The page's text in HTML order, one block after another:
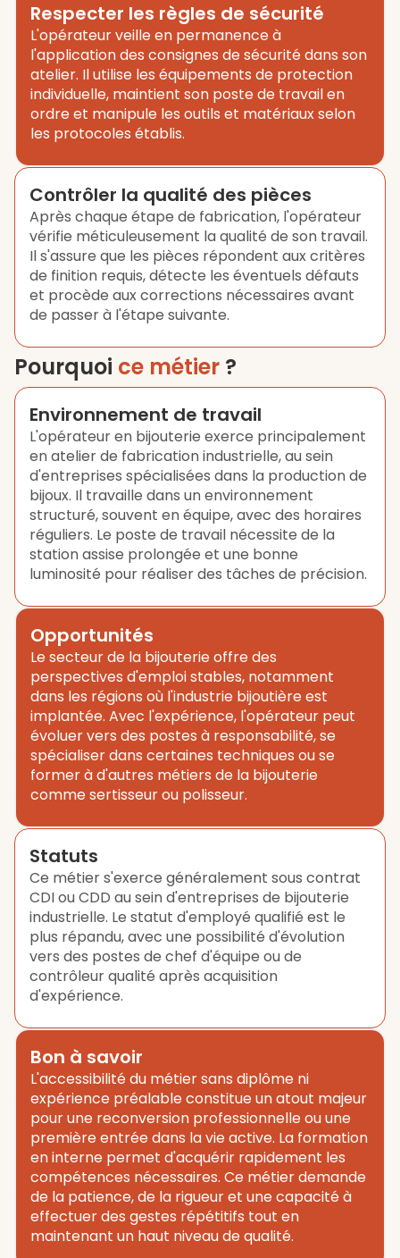
Respecter les règles de sécurité
L'opérateur veille en permanence à
l'application des consignes de sécurité dans son
atelier. Il utilise les équipements de protection
individuelle, maintient son poste de travail en
ordre et manipule les outils et matériaux selon
les protocoles établis.
Contrôler la qualité des pièces
Après chaque étape de fabrication, l'opérateur
vérifie méticuleusement la qualité de son travail.
Il s'assure que les pièces répondent aux critères
de finition requis, détecte les éventuels défauts
et procède aux corrections nécessaires avant
de passer à l'étape suivante.
Pourquoi ce métier ?
Environnement de travail
L'opérateur en bijouterie exerce principalement
en atelier de fabrication industrielle, au sein
d'entreprises spécialisées dans la production de
bijoux. Il travaille dans un environnement
structuré, souvent en équipe, avec des horaires
réguliers. Le poste de travail nécessite de la
station assise prolongée et une bonne
luminosité pour réaliser des tâches de précision.
Opportunités
Le secteur de la bijouterie offre des
perspectives d'emploi stables, notamment
dans les régions où l'industrie bijoutière est
implantée. Avec l'expérience, l'opérateur peut
évoluer vers des postes à responsabilité, se
spécialiser dans certaines techniques ou se
former à d'autres métiers de la bijouterie
comme sertisseur ou polisseur.
Statuts
Ce métier s'exerce généralement sous contrat
CDI ou CDD au sein d'entreprises de bijouterie
industrielle. Le statut d'employé qualifié est le
plus répandu, avec une possibilité d'évolution
vers des postes de chef d'équipe ou de
contrôleur qualité après acquisition
d'expérience.
Bon à savoir
L'accessibilité du métier sans diplôme ni
expérience préalable constitue un atout majeur
pour une reconversion professionnelle ou une
première entrée dans la vie active. La formation
en interne permet d'acquérir rapidement les
compétences nécessaires. Ce métier demande
de la patience, de la rigueur et une capacité à
effectuer des gestes répétitifs tout en
maintenant un haut niveau de qualité.